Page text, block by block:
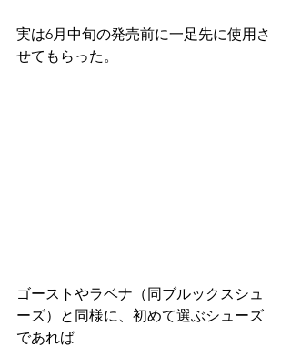
実は6月中旬の発売前に一足先に使用さ
せてもらった。
ゴーストやラベナ（同ブルックスシュ
ーズ）と同様に、初めて選ぶシューズ
であれば